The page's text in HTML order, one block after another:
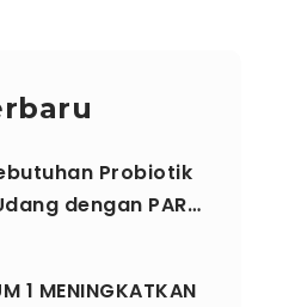
Probiotik
dengan PAR…
1 MENINGKATKAN